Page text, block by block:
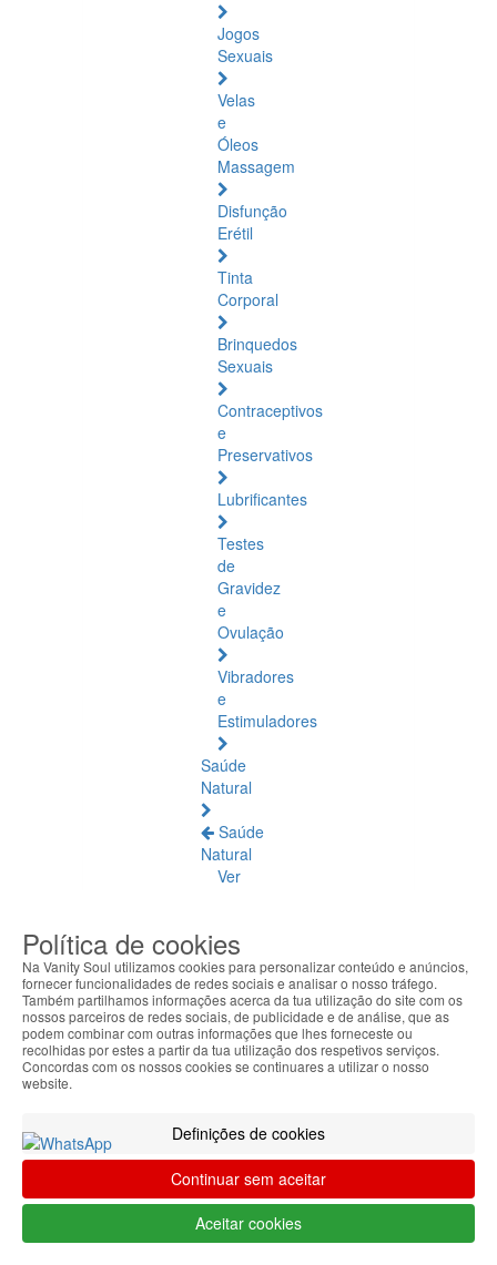
Jogos
Sexuais
Velas
e
Óleos
Massagem
Disfunção
Erétil
Tinta
Corporal
Brinquedos
Sexuais
Contraceptivos
e
Preservativos
Lubrificantes
Testes
de
Gravidez
e
Ovulação
Vibradores
e
Estimuladores
Saúde
Natural
Saúde
Natural
Ver
Âmbar
Báltico
Articulações
e
Músculos
Quotidiano
Circulação
e
Pernas
Política de cookies
Na Vanity Soul utilizamos cookies para personalizar conteúdo e anúncios,
fornecer funcionalidades de redes sociais e analisar o nosso tráfego.
Também partilhamos informações acerca da tua utilização do site com os
nossos parceiros de redes sociais, de publicidade e de análise, que as
podem combinar com outras informações que lhes forneceste ou
recolhidas por estes a partir da tua utilização dos respetivos serviços.
Concordas com os nossos cookies se continuares a utilizar o nosso
website.
Definições de cookies
Continuar sem aceitar
Aceitar cookies